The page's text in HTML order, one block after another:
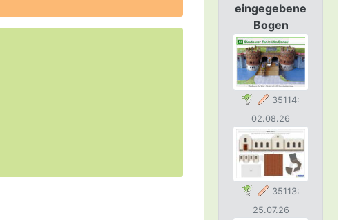
eingegebene
Bogen
35114:
02.08.26
35113:
25.07.26